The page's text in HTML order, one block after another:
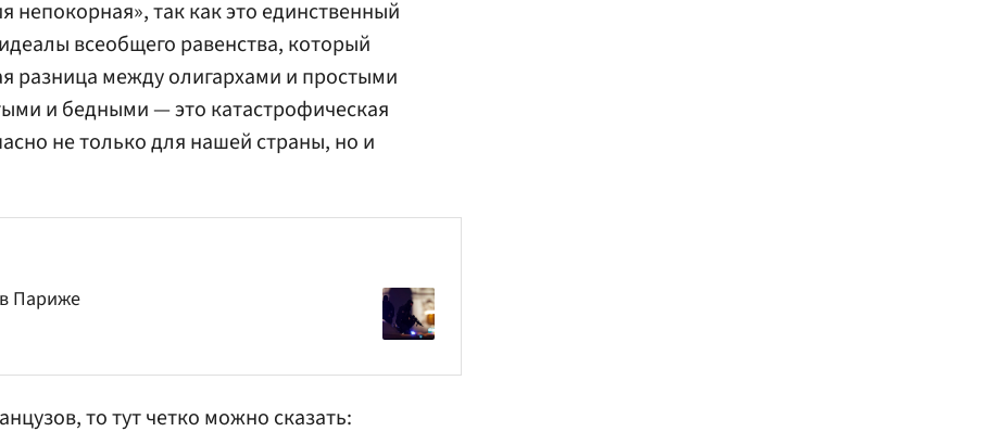
так как это единственный
всеобщего равенства, который
разница между олигархами и простыми
и бедными — это катастрофическая
не только для нашей страны, но и
Париже
то тут четко можно сказать: